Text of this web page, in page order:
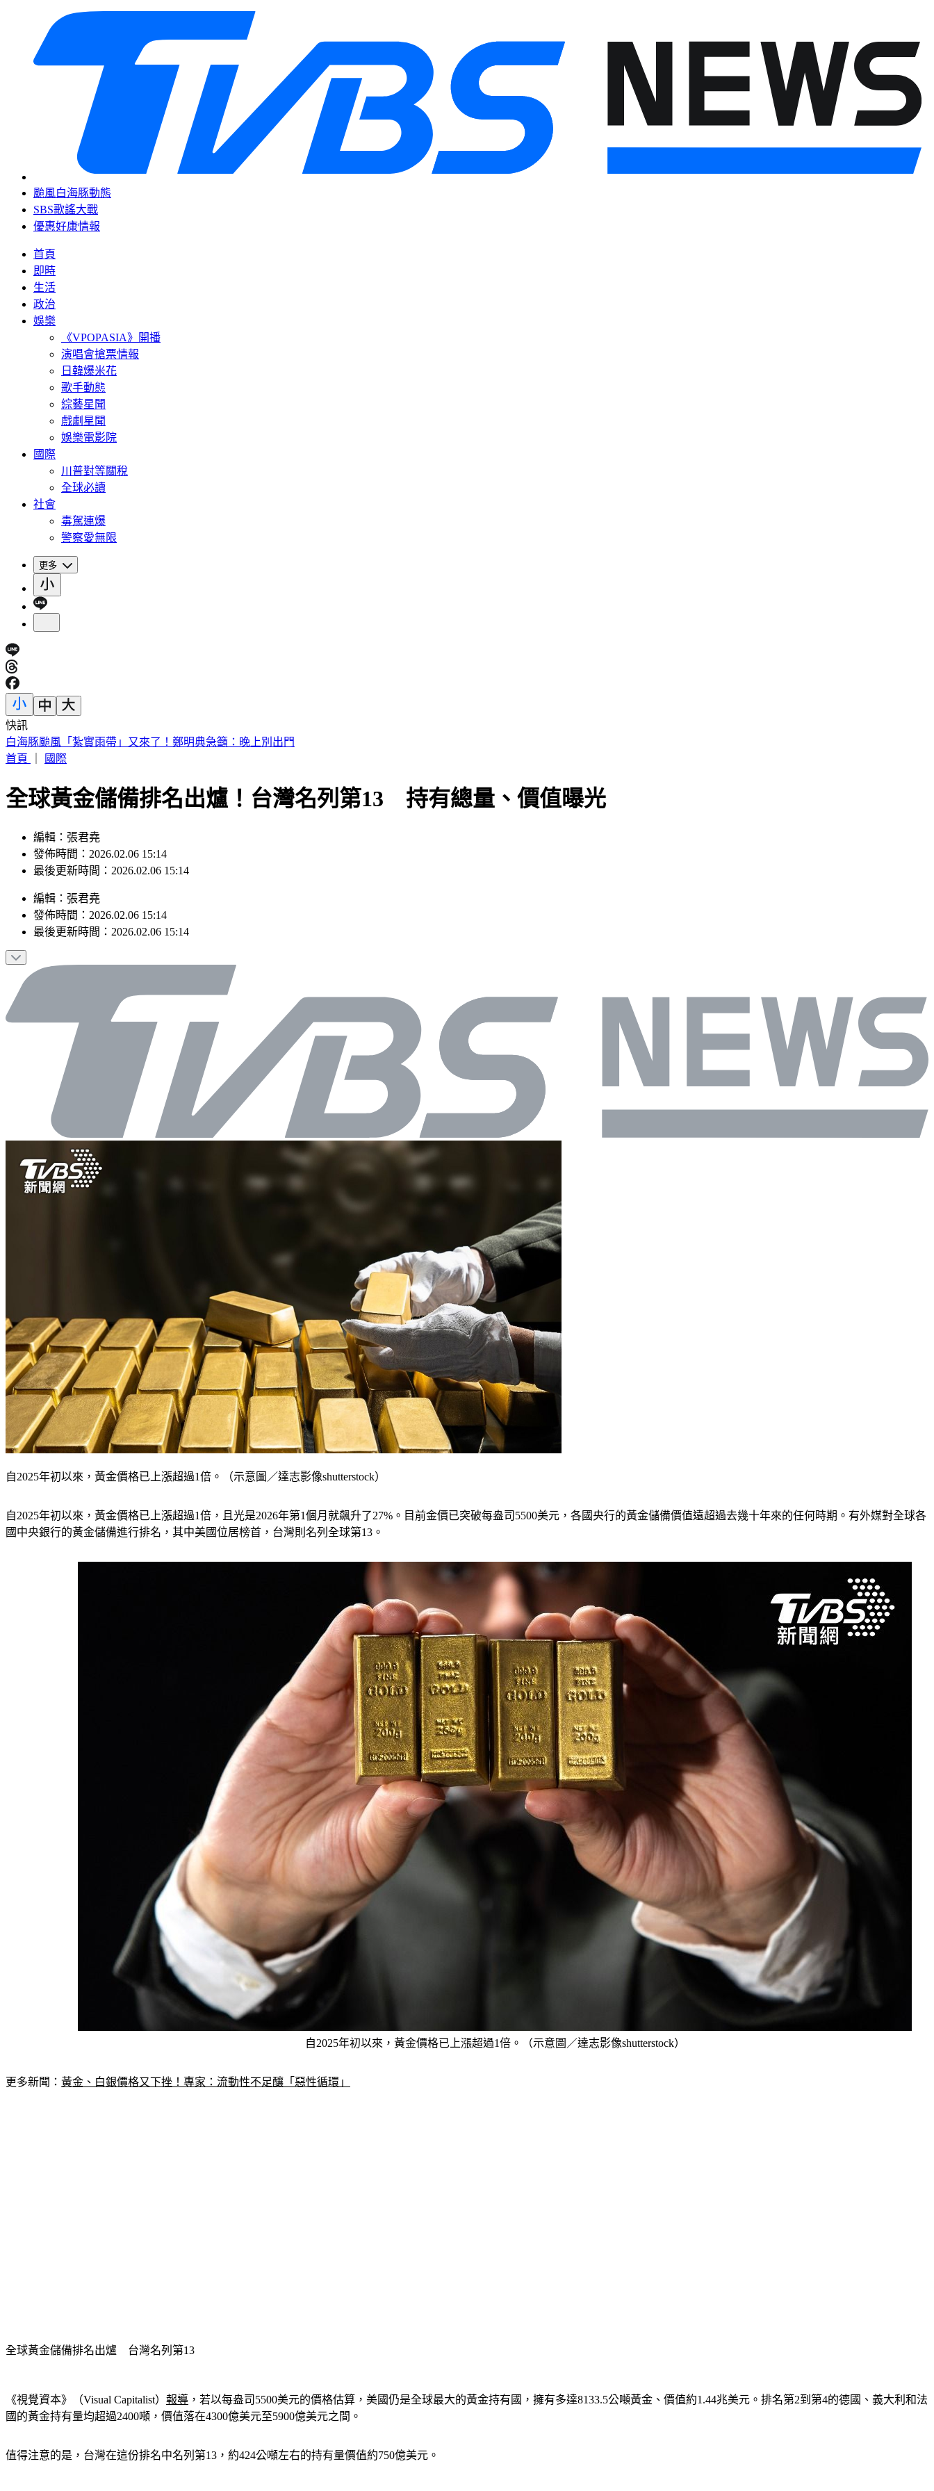
颱風白海豚動態
SBS歌謠大戰
優惠好康情報
首頁
即時
生活
政治
娛樂
《VPOPASIA》開播
演唱會搶票情報
日韓爆米花
歌手動態
綜藝星聞
戲劇星聞
娛樂電影院
國際
川普對等關稅
全球必讀
社會
毒駕連爆
警察愛無限
更多
快訊
別只看台積電！ 外媒點名「2檔AI設備股」快上車
首頁
國際
全球黃金儲備排名出爐！台灣名列第13 持有總量、價值曝光
編輯：張君堯
發佈時間：2026.02.06 15:14
最後更新時間：2026.02.06 15:14
編輯 ： 張君堯
發佈時間： 2026.02.06 15:14
最後更新時間： 2026.02.06 15:14
自2025年初以來，黃金價格已上漲超過1倍。（示意圖／達志影像shutterstock）
自2025年初以來，黃金價格已上漲超過1倍，且光是2026年第1個月就飆升了27%。目前金價已突破每盎司5500美元，各國央行的黃金儲備價值遠超過去幾十年來的任何時期。有外媒對全球各
國中央銀行的黃金儲備進行排名，其中美國位居榜首，台灣則名列全球第13。
自2025年初以來，黃金價格已上漲超過1倍。（示意圖／達志影像shutterstock）
更多新聞： 黃金、白銀價格又下挫！專家：流動性不足釀「惡性循環」
全球黃金儲備排名出爐　台灣名列第13
《視覺資本》（Visual Capitalist） 報導 ，若以每盎司5500美元的價格估算，美國仍是全球最大的黃金持有國，擁有多達8133.5公噸黃金、價值約1.44兆美元。排名第2到第4的德國、義大利和法
國的黃金持有量均超過2400噸，價值落在4300億美元至5900億美元之間。
值得注意的是，台灣在這份排名中名列第13，約424公噸左右的持有量價值約750億美元。